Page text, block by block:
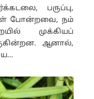
பருப்பு,
போன்றவை, நம்
முக்கியப்
ஆனால்,